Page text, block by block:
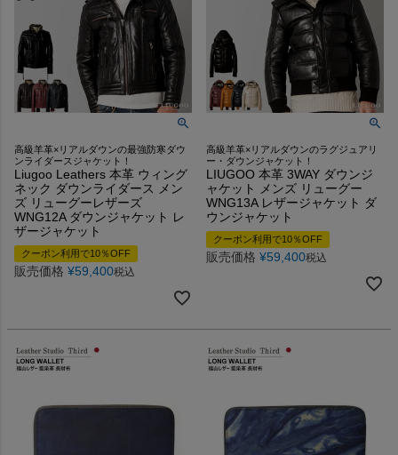
高級羊革×リアルダウンの最強防寒ダウ
ンライダースジャケット！
Liugoo Leathers 本革 ウィング
ネック ダウンライダース メン
ズ リューグーレザーズ
WNG12A ダウンジャケット レ
ザージャケット
クーポン利用で10％OFF
販売価格 ¥59,400税込
高級羊革×リアルダウンのラグジュアリ
ー・ダウンジャケット！
LIUGOO 本革 3WAY ダウンジ
ャケット メンズ リューグー
WNG13A レザージャケット ダ
ウンジャケット
クーポン利用で10％OFF
販売価格 ¥59,400税込